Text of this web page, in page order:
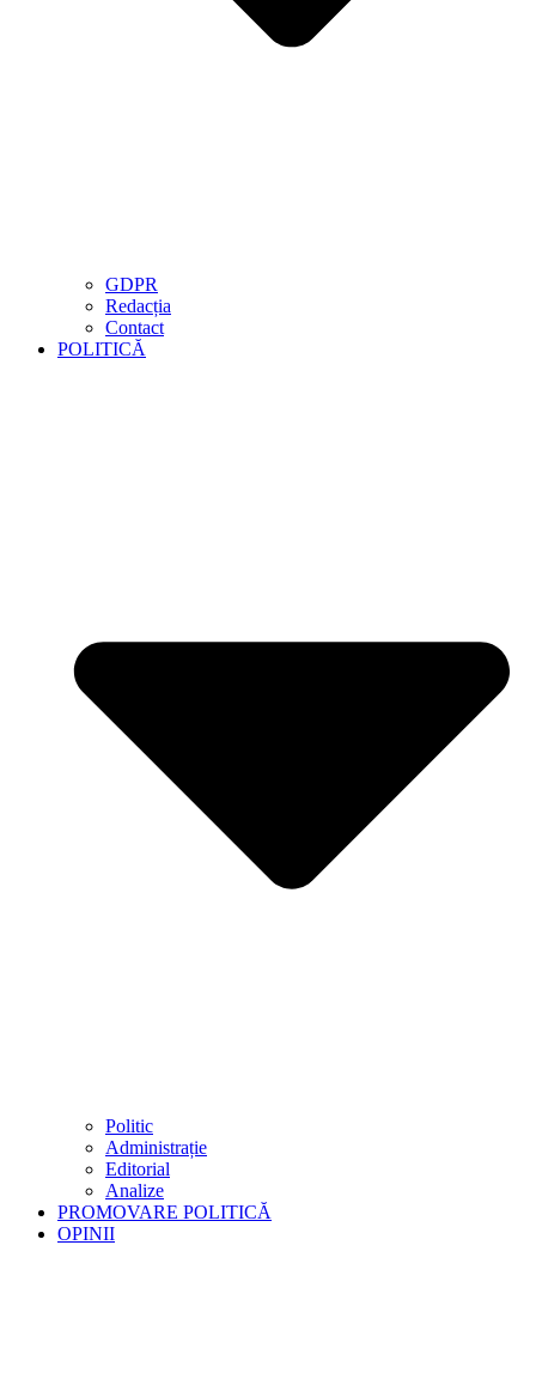
GDPR
Redacția
Contact
POLITICĂ
Politic
Administrație
Editorial
Analize
PROMOVARE POLITICĂ
OPINII